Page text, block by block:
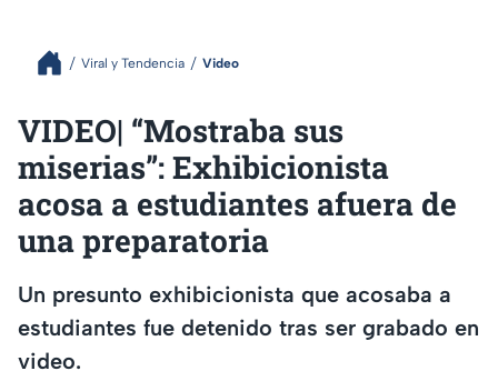
Viral y Tendencia Video
VIDEO| “Mostraba sus
miserias”: Exhibicionista
acosa a estudiantes afuera de
una preparatoria
Un presunto exhibicionista que acosaba a
estudiantes fue detenido tras ser grabado en
video.